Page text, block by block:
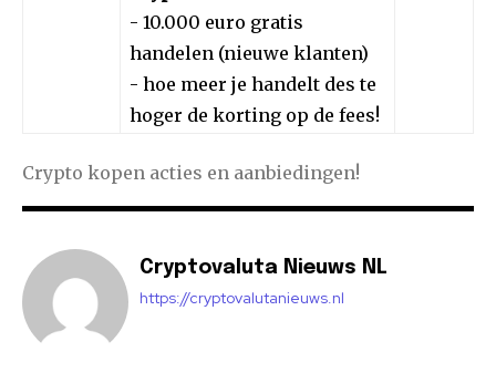
- 10.000 euro gratis
handelen (nieuwe klanten)
- hoe meer je handelt des te
hoger de korting op de fees!
Crypto kopen acties en aanbiedingen!
Cryptovaluta Nieuws NL
https://cryptovalutanieuws.nl